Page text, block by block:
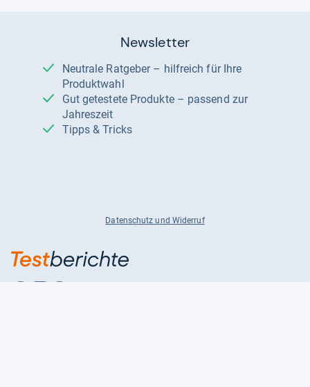
Newsletter
Neutrale Ratgeber – hilfreich für Ihre
Produktwahl
Gut getestete Produkte – passend zur
Jahreszeit
Tipps & Tricks
Datenschutz und Widerruf